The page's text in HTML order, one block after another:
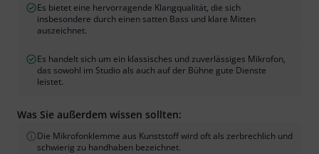
Es bietet eine hervorragende Klangqualität, die sich
insbesondere durch einen satten Bass und klare Mitten
auszeichnet.
Es handelt sich um ein klassisches und zuverlässiges Mikrofon,
das sowohl im Studio als auch auf der Bühne gute Dienste
leistet.
Was Sie außerdem wissen sollten:
Die Mikrofonklemme aus Kunststoff wird oft als zerbrechlich und
schwierig zu handhaben bezeichnet.